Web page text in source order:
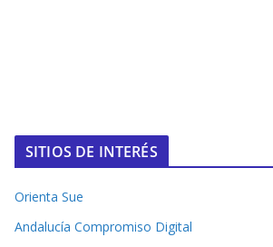
SITIOS DE INTERÉS
Orienta Sue
Andalucía Compromiso Digital